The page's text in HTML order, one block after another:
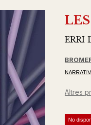
ERRI
Altres
No